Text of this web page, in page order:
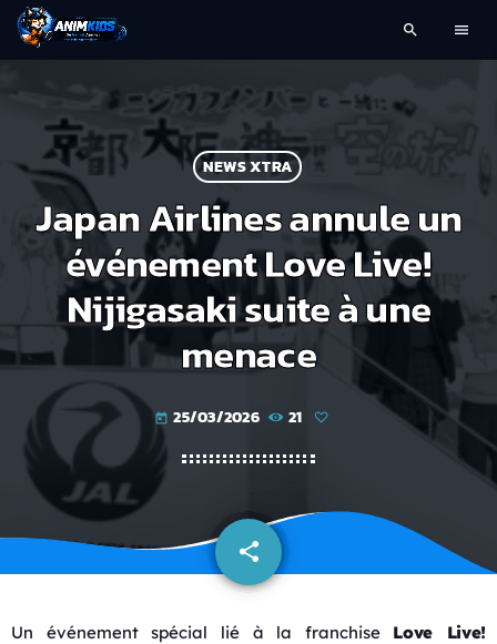
search menu
NEWS XTRA
Japan Airlines annule un
événement Love Live!
Nijigasaki suite à une
menace
today 25/03/2026 21
share
email
Un événement spécial lié à la franchise Love Live!